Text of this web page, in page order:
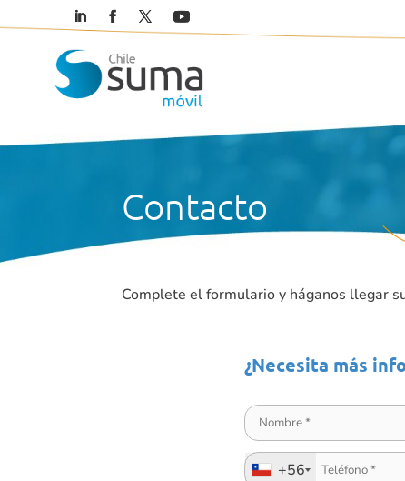
Contacto
Complete el formulario y háganos llegar
¿Necesita más
+56